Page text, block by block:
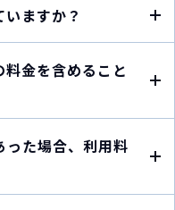
ますか？
金を含めること
った場合、利用料